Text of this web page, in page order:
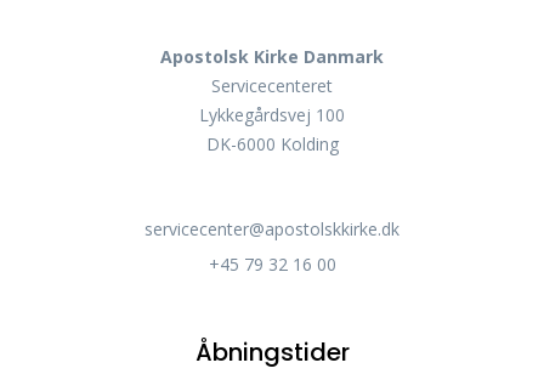
Apostolsk Kirke Danmark
Servicecenteret
Lykkegårdsvej 100
DK-6000 Kolding
servicecenter@apostolskkirke.dk
+45 79 32 16 00
Åbningstider